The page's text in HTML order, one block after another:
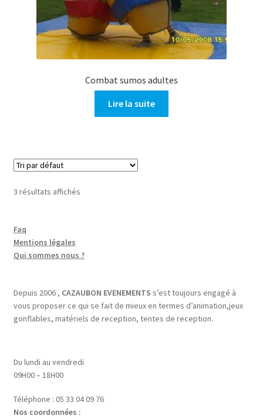
Combat sumos adultes
Lire la suite
3 résultats affichés
Faq
Mentions légales
Qui sommes nous ?
Depuis 2006 , CAZAUBON EVENEMENTS s’est toujours engagé à
vous proposer ce qui se fait de mieux en termes d’animation,jeux
gonflables, matériels de reception, tentes de reception.
Du lundi au vendredi
09H00 – 18H00
Téléphone : 05 33 04 09 76
Nos coordonnées :